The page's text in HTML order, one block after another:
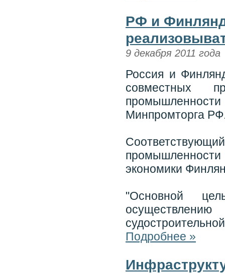
РФ и
9 декабря 2011 года
Россия и
совместных
Минпромторга
экономики
"Основной
Подробнее »